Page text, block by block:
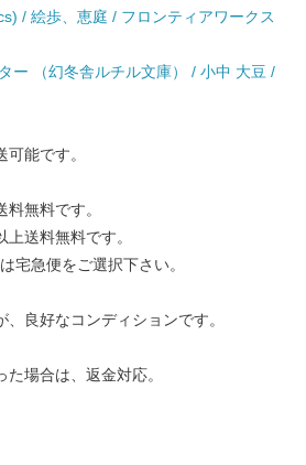
/ 絵歩、恵庭 / フロンティアワークス
ー （幻冬舎ルチル文庫） / 小中 大豆 /
能です。
無料です。
送料無料です。
宅急便をご選択下さい。
良好なコンディションです。
場合は、返金対応。